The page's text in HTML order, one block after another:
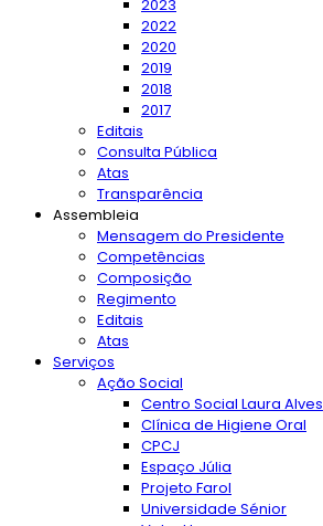
2023
2022
2020
2019
2018
2017
Editais
Consulta Pública
Atas
Transparência
Assembleia
Mensagem do Presidente
Competências
Composição
Regimento
Editais
Atas
Serviços
Ação Social
Centro Social Laura Alves
Clínica de Higiene Oral
CPCJ
Espaço Júlia
Projeto Farol
Universidade Sénior